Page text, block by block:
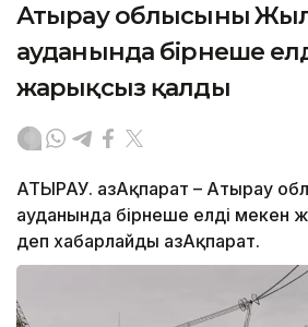
Атырау облысының
ауданында бірнеше
жарықсыз қалды
АТЫРАУ. ҚазАқпарат – Атырау
ауданында бірнеше елді мекен
деп хабарлайды ҚазАқпарат.